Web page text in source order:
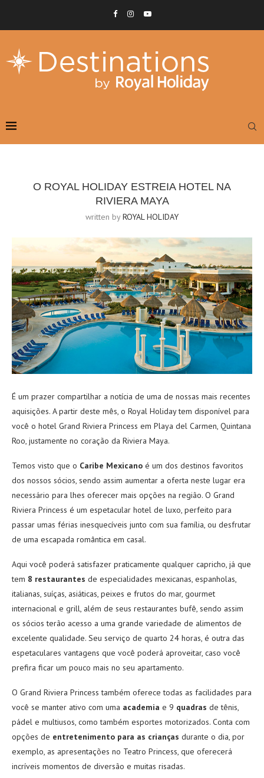
O ROYAL HOLIDAY ESTREIA HOTEL NA
RIVIERA MAYA
written byROYAL HOLIDAY
É um prazer compartilhar a notícia de uma de nossas mais recentes
aquisições. A partir deste mês, o Royal Holiday tem disponível para
você o hotel Grand Riviera Princess em Playa del Carmen, Quintana
Roo, justamente no coração da Riviera Maya.
Temos visto que o Caribe Mexicano é um dos destinos favoritos
dos nossos sócios, sendo assim aumentar a oferta neste lugar era
necessário para lhes oferecer mais opções na região. O Grand
Riviera Princess é um espetacular hotel de luxo, perfeito para
passar umas férias inesquecíveis junto com sua família, ou desfrutar
de uma escapada romântica em casal.
Aqui você poderá satisfazer praticamente qualquer capricho, já que
tem 8 restaurantes de especialidades mexicanas, espanholas,
italianas, suíças, asiáticas, peixes e frutos do mar, gourmet
internacional e grill, além de seus restaurantes bufê, sendo assim
os sócios terão acesso a uma grande variedade de alimentos de
excelente qualidade. Seu serviço de quarto 24 horas, é outra das
espetaculares vantagens que você poderá aproveitar, caso você
prefira ficar um pouco mais no seu apartamento.
O Grand Riviera Princess também oferece todas as facilidades para
você se manter ativo com uma academia e 9 quadras de tênis,
pádel e multiusos, como também esportes motorizados. Conta com
opções de entretenimento para as crianças durante o dia, por
exemplo, as apresentações no Teatro Princess, que oferecerá
incríveis momentos de diversão e muitas risadas.